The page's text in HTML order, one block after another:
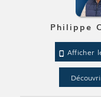
Philippe
Afficher